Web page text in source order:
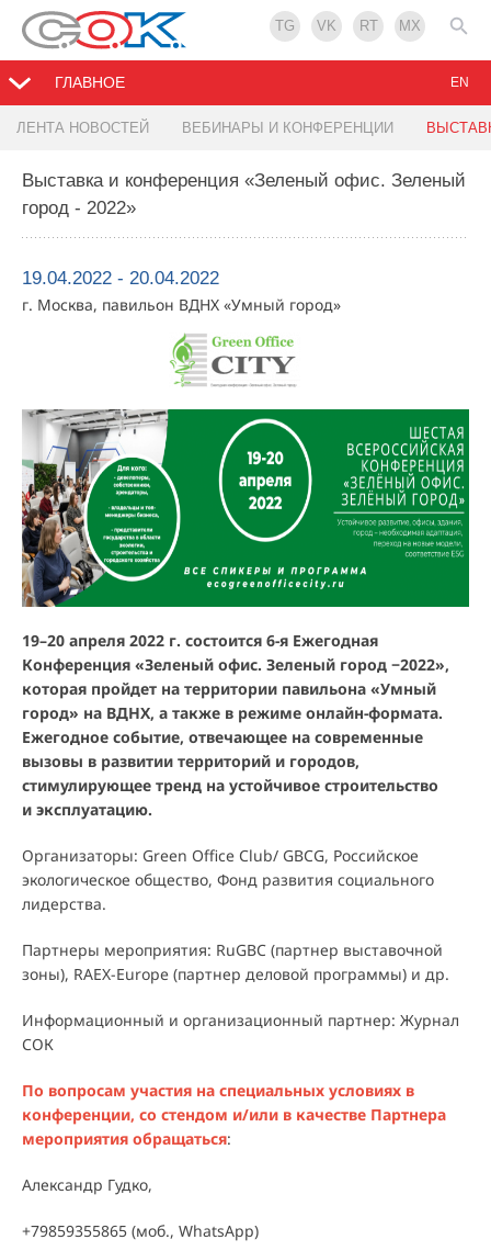
TG VK RT MX
ГЛАВНОЕ
ЛЕНТА НОВОСТЕЙ ВЕБИНАРЫ И КОНФЕРЕНЦИИ
EN
Выставка и конференция «Зеленый офис. Зеленый
город - 2022»
19.04.2022 - 20.04.2022
г. Москва, павильон ВДНХ «Умный город»
19–20 апреля 2022 г. состоится 6-я Ежегодная
Конференция «Зеленый офис. Зеленый город −2022»,
которая пройдет на территории павильона «Умный
город» на ВДНХ, а также в режиме онлайн-формата.
Ежегодное событие, отвечающее на современные
вызовы в развитии территорий и городов,
стимулирующее тренд на устойчивое строительство
и эксплуатацию.
Организаторы: Green Office Club/ GBCG, Российское
экологическое общество, Фонд развития социального
лидерства.
Партнеры мероприятия: RuGBC (партнер выставочной
зоны), RAEX-Europe (партнер деловой программы) и др.
Информационный и организационный партнер: Журнал
СОК
По вопросам участия на специальных условиях в
конференции, со стендом и/или в качестве Партнера
мероприятия обращаться:
Александр Гудко,
+79859355865 (моб., WhatsApp)